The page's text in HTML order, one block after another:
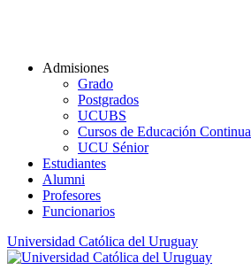
Admisiones
Grado
Postgrados
UCUBS
Cursos de Educación Continua
UCU Sénior
Estudiantes
Alumni
Profesores
Funcionarios
Universidad Católica del Uruguay